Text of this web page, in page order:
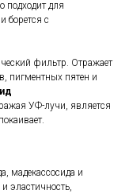
подходит для
борется с
фильтр. Отражает
пигментных пятен и
УФ-лучи, является
мадекассосида и
эластичность,